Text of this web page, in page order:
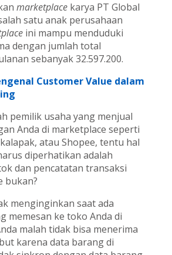
marketplacekarya PT Global
satu anak perusahaan
ini mampu menduduki
dengan jumlah total
sebanyak 32.597.200.
Customer Value dalam
pemilik usaha yang menjual
Anda di marketplace seperti
atau Shopee, tentu hal
diperhatikan adalah
dan pencatatan transaksi
bukan?
menginginkan saat ada
memesan ke toko Anda di
malah tidak bisa menerima
karena data barang di